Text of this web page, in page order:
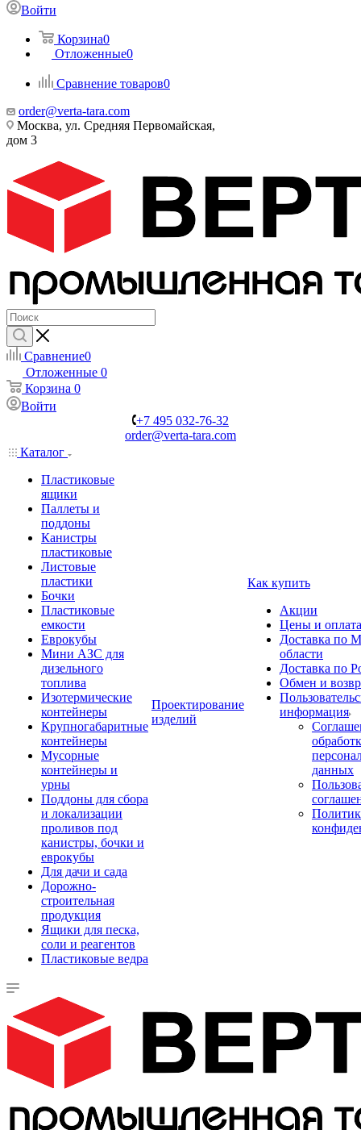
Войти
Корзина0
Отложенные0
Сравнение товаров0
order@verta-tara.com
Москва, ул. Средняя Первомайская,
дом 3
Сравнение0
Отложенные 0
Корзина 0
Войти
+7 495 032-76-32
order@verta-tara.com
Каталог
Пластиковые
ящики
Паллеты и
поддоны
Канистры
пластиковые
Листовые
пластики
Бочки
Пластиковые
емкости
Еврокубы
Мини АЗС для
дизельного
топлива
Изотермические
контейнеры
Крупногабаритные
контейнеры
Мусорные
контейнеры и
урны
Поддоны для сбора
и локализации
проливов под
канистры, бочки и
еврокубы
Для дачи и сада
Дорожно-
строительная
продукция
Ящики для песка,
соли и реагентов
Пластиковые ведра
Проектирование
изделий
Как купить
Акции
Цены и оплата
Доставка по
области
Доставка по
Обмен и
информация
данных